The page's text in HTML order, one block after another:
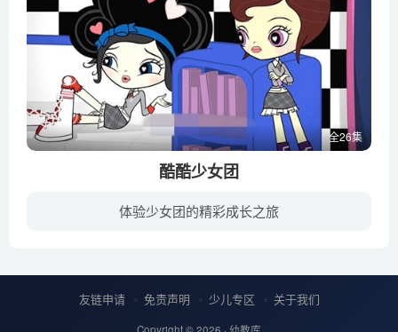
全26集
酷酷少女团
体验少女团的精彩成长之旅
友链申请 免责声明 少儿专区 关于我们